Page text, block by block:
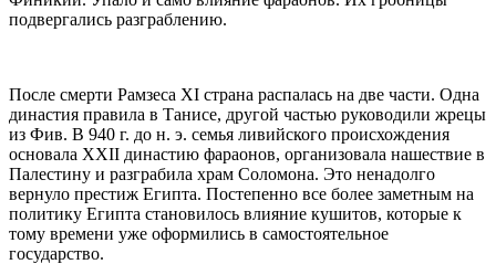
подвергались разграблению.
После смерти Рамзеса XI страна распалась на две части. Одна
династия правила в Танисе, другой частью руководили жрецы
из Фив. В 940 г. до н. э. семья ливийского происхождения
основала XXII династию фараонов, организовала нашествие в
Палестину и разграбила храм Соломона. Это ненадолго
вернуло престиж Египта. Постепенно все более заметным на
политику Египта становилось влияние кушитов, которые к
тому времени уже оформились в самостоятельное
государство.